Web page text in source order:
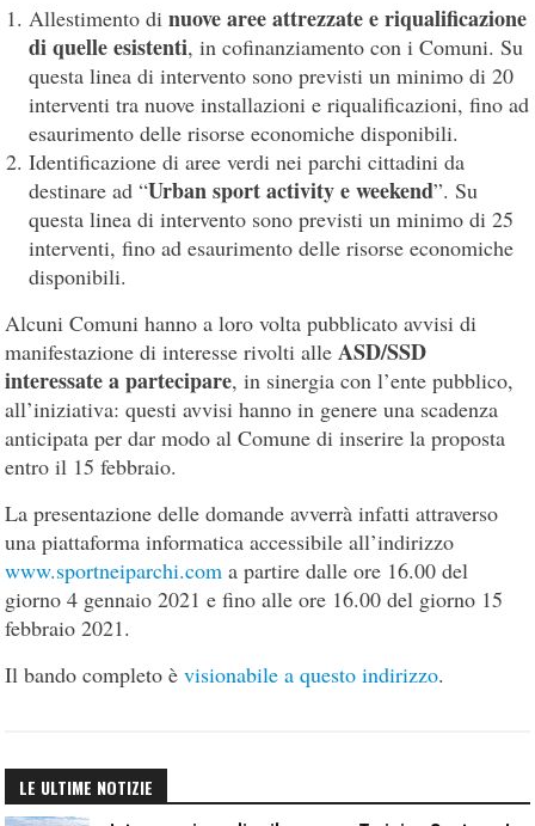
Allestimento dinuove aree attrezzate e riqualificazione
di quelle esistenti, in cofinanziamento con i Comuni. Su
questa linea di intervento sono previsti un minimo di 20
interventi tra nuove installazioni e riqualificazioni, fino ad
esaurimento delle risorse economiche disponibili.
Identificazione di aree verdi nei parchi cittadini da
destinare ad “Urban sport activity e weekend”. Su
questa linea di intervento sono previsti un minimo di 25
interventi, fino ad esaurimento delle risorse economiche
disponibili.
Alcuni Comuni hanno a loro volta pubblicato avvisi di
manifestazione di interesse rivolti alle ASD/SSD
interessate a partecipare, in sinergia con l’ente pubblico,
all’iniziativa: questi avvisi hanno in genere una scadenza
anticipata per dar modo al Comune di inserire la proposta
entro il 15 febbraio.
La presentazione delle domande avverrà infatti attraverso
una piattaforma informatica accessibile all’indirizzo
www.sportneiparchi.com a partire dalle ore 16.00 del
giorno 4 gennaio 2021 e fino alle ore 16.00 del giorno 15
febbraio 2021.
Il bando completo èvisionabile a questo indirizzo.
LE ULTIME NOTIZIE